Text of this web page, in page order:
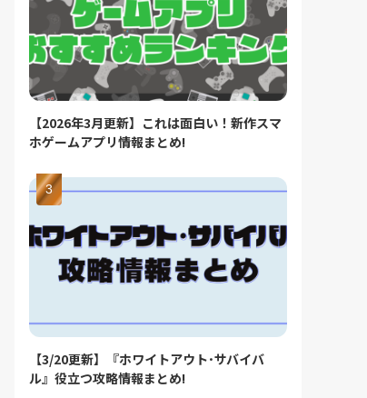
【2026年3月更新】これは面白い！新作スマ
ホゲームアプリ情報まとめ!
【3/20更新】『ホワイトアウト･サバイバ
ル』役立つ攻略情報まとめ!